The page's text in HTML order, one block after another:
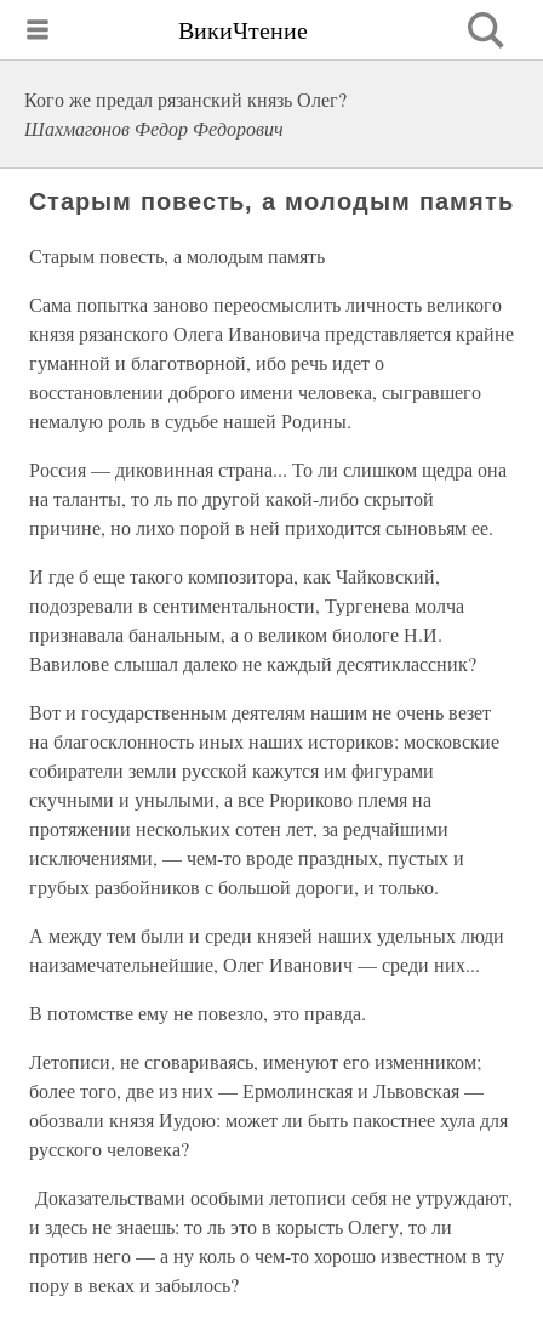
ВикиЧтение
Кого же предал рязанский князь Олег?
Шахмагонов Федор Федорович
Старым повесть, а молодым память
Старым повесть, а молодым память
Сама попытка заново переосмыслить личность великого
князя рязанского Олега Ивановича представляется крайне
гуманной и благотворной, ибо речь идет о
восстановлении доброго имени человека, сыгравшего
немалую роль в судьбе нашей Родины.
Россия — диковинная страна... То ли слишком щедра она
на таланты, то ль по другой какой-либо скрытой
причине, но лихо порой в ней приходится сыновьям ее.
И где б еще такого композитора, как Чайковский,
подозревали в сентиментальности, Тургенева молча
признавала банальным, а о великом биологе Н.И.
Вавилове слышал далеко не каждый десятиклассник?
Вот и государственным деятелям нашим не очень везет
на благосклонность иных наших историков: московские
собиратели земли русской кажутся им фигурами
скучными и унылыми, а все Рюриково племя на
протяжении нескольких сотен лет, за редчайшими
исключениями, — чем-то вроде праздных, пустых и
грубых разбойников с большой дороги, и только.
А между тем были и среди князей наших удельных люди
наизамечательнейшие, Олег Иванович — среди них...
В потомстве ему не повезло, это правда.
Летописи, не сговариваясь, именуют его изменником;
более того, две из них — Ермолинская и Львовская —
обозвали князя Иудою: может ли быть пакостнее хула для
русского человека?
Доказательствами особыми летописи себя не утруждают,
и здесь не знаешь: то ль это в корысть Олегу, то ли
против него — а ну коль о чем-то хорошо известном в ту
пору в веках и забылось?